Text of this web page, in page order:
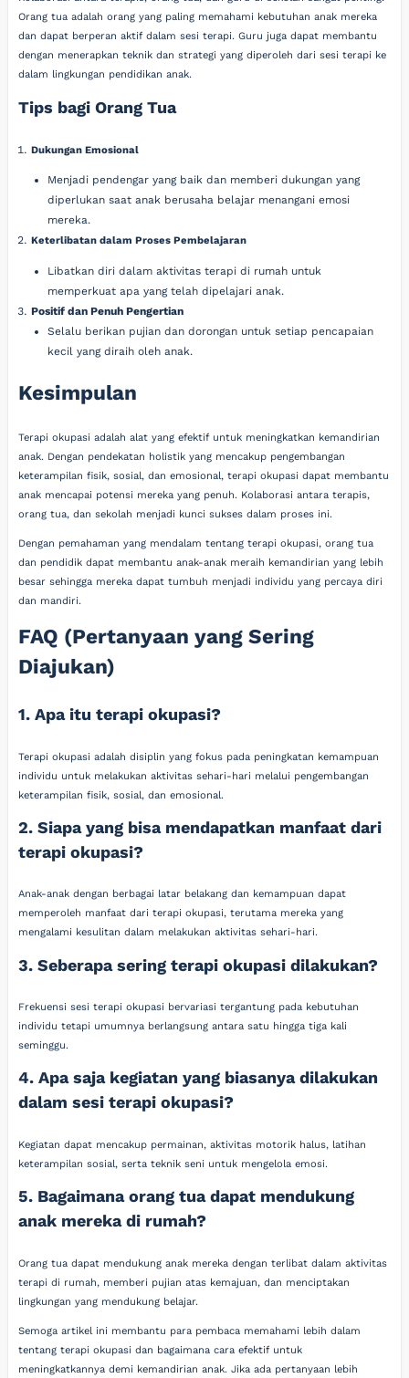
Orang tua adalah orang yang paling memahami kebutuhan anak mereka
dan dapat berperan aktif dalam sesi terapi. Guru juga dapat membantu
dengan menerapkan teknik dan strategi yang diperoleh dari sesi terapi ke
dalam lingkungan pendidikan anak.
Tips bagi Orang Tua
Dukungan Emosional
Menjadi pendengar yang baik dan memberi dukungan yang
diperlukan saat anak berusaha belajar menangani emosi
mereka.
Keterlibatan dalam Proses Pembelajaran
Libatkan diri dalam aktivitas terapi di rumah untuk
memperkuat apa yang telah dipelajari anak.
Positif dan Penuh Pengertian
Selalu berikan pujian dan dorongan untuk setiap pencapaian
kecil yang diraih oleh anak.
Kesimpulan
Terapi okupasi adalah alat yang efektif untuk meningkatkan kemandirian
anak. Dengan pendekatan holistik yang mencakup pengembangan
keterampilan fisik, sosial, dan emosional, terapi okupasi dapat membantu
anak mencapai potensi mereka yang penuh. Kolaborasi antara terapis,
orang tua, dan sekolah menjadi kunci sukses dalam proses ini.
Dengan pemahaman yang mendalam tentang terapi okupasi, orang tua
dan pendidik dapat membantu anak-anak meraih kemandirian yang lebih
besar sehingga mereka dapat tumbuh menjadi individu yang percaya diri
dan mandiri.
FAQ (Pertanyaan yang Sering
Diajukan)
1. Apa itu terapi okupasi?
Terapi okupasi adalah disiplin yang fokus pada peningkatan kemampuan
individu untuk melakukan aktivitas sehari-hari melalui pengembangan
keterampilan fisik, sosial, dan emosional.
2. Siapa yang bisa mendapatkan manfaat dari
terapi okupasi?
Anak-anak dengan berbagai latar belakang dan kemampuan dapat
memperoleh manfaat dari terapi okupasi, terutama mereka yang
mengalami kesulitan dalam melakukan aktivitas sehari-hari.
3. Seberapa sering terapi okupasi dilakukan?
Frekuensi sesi terapi okupasi bervariasi tergantung pada kebutuhan
individu tetapi umumnya berlangsung antara satu hingga tiga kali
seminggu.
4. Apa saja kegiatan yang biasanya dilakukan
dalam sesi terapi okupasi?
Kegiatan dapat mencakup permainan, aktivitas motorik halus, latihan
keterampilan sosial, serta teknik seni untuk mengelola emosi.
5. Bagaimana orang tua dapat mendukung
anak mereka di rumah?
Orang tua dapat mendukung anak mereka dengan terlibat dalam aktivitas
terapi di rumah, memberi pujian atas kemajuan, dan menciptakan
lingkungan yang mendukung belajar.
Semoga artikel ini membantu para pembaca memahami lebih dalam
tentang terapi okupasi dan bagaimana cara efektif untuk
meningkatkannya demi kemandirian anak. Jika ada pertanyaan lebih